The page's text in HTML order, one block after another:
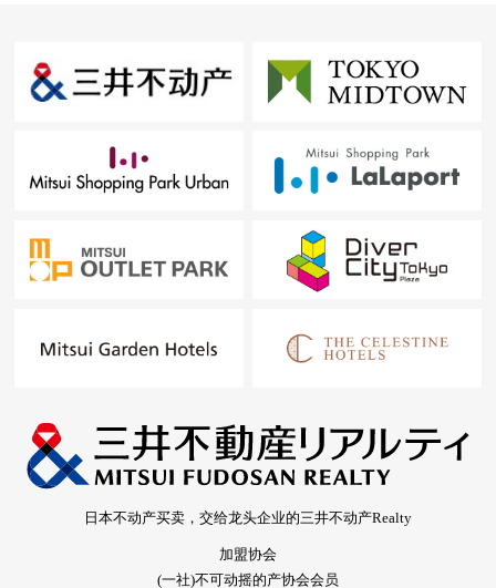
日本不动产买卖，交给龙头企业的三井不动产Realty
加盟协会
(一社)不可动摇的产协会会员